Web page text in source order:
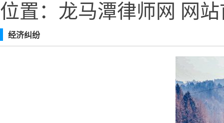
位置：龙马潭律师网 网
经济纠纷